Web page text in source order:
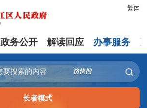
繁体
政务公开 解读回应 办事服务
长者模式